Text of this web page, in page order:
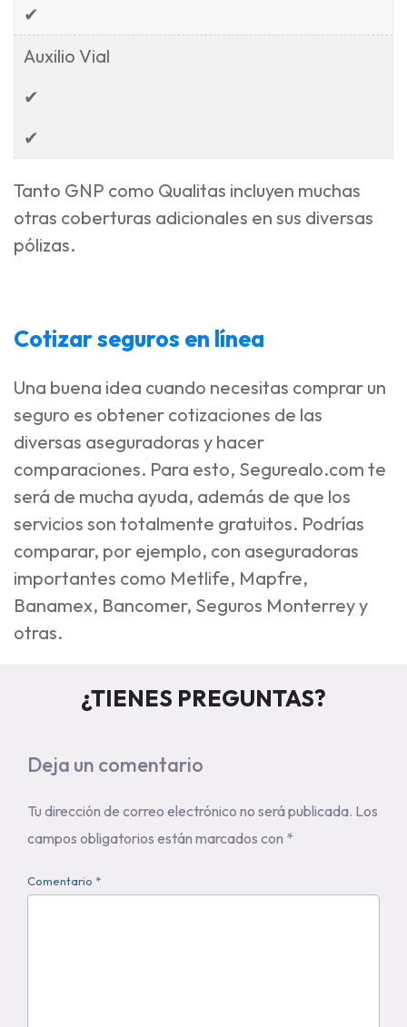
✔
Auxilio Vial
✔
✔
Tanto GNP como Qualitas incluyen muchas
otras coberturas adicionales en sus diversas
pólizas.
Cotizar seguros en línea
Una buena idea cuando necesitas comprar un
seguro es obtener cotizaciones de las
diversas aseguradoras y hacer
comparaciones. Para esto, Segurealo.com te
será de mucha ayuda, además de que los
servicios son totalmente gratuitos. Podrías
comparar, por ejemplo, con aseguradoras
importantes como Metlife, Mapfre,
Banamex, Bancomer, Seguros Monterrey y
otras.
¿TIENES PREGUNTAS?
Deja un comentario
Tu dirección de correo electrónico no será publicada. Los
campos obligatorios están marcados con *
Comentario *